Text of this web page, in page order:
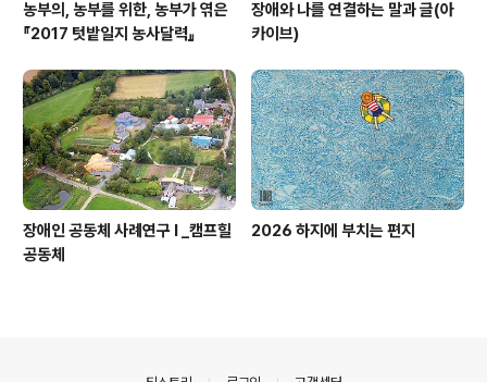
농부의, 농부를 위한, 농부가 엮은
『2017 텃밭일지 농사달력』
장애와 나를 연결하는 말과 글(아
카이브)
장애인 공동체 사례연구 I _캠프힐
공동체
2026 하지에 부치는 편지